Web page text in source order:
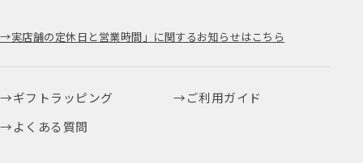
実店舗の定休日と営業時間」に関するお知らせはこちら
ギフトラッピング
ご利用ガイド
よくある質問